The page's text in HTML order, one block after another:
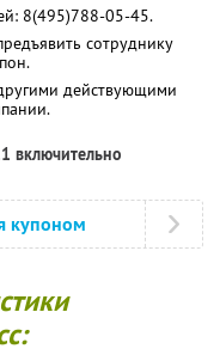
8(495)788-05-45.
сотруднику
действующими
включительно
купоном